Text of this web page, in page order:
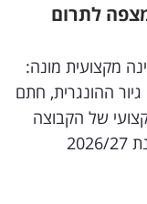
לתרום
מקצועית מונה:
עם גיור ההונגרית, חתם
של הקבוצה